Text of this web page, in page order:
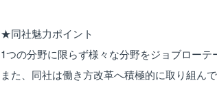
★同社魅力ポイント
1つの分野に限らず様々な分野をジョブローテ
また、同社は働き方改革へ積極的に取り組ん